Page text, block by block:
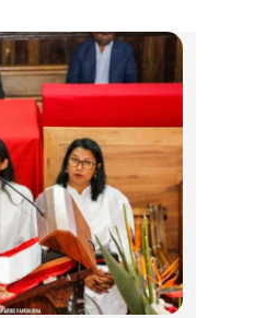
SY NY TANORA